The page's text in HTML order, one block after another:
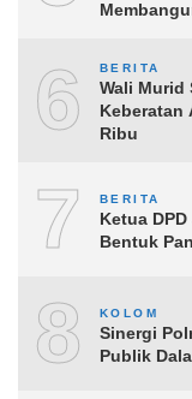
6 BERITA
Wali Murid
Keberatan
Ribu
7 BERITA
Ketua
Bentuk
8 KOLOM
Sinergi
Publik